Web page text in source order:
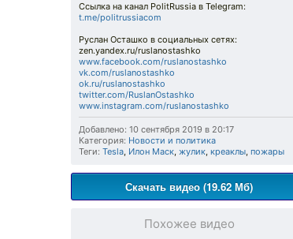
Ссылка на канал PolitRussia в Telegram:
t.me/politrussiacom
Руслан Осташко в социальных сетях:
zen.yandex.ru/ruslanostashko
www.facebook.com/ruslanostashko
vk.com/ruslanostashko
ok.ru/ruslanostashko
twitter.com/RuslanOstashko
www.instagram.com/ruslanostashko
Добавлено: 10 сентября 2019 в 20:17
Категория: Новости и политика
Теги: Tesla, Илон Маск, жулик, креаклы, пожары
Скачать видео (19.62 Мб)
Похожее видео